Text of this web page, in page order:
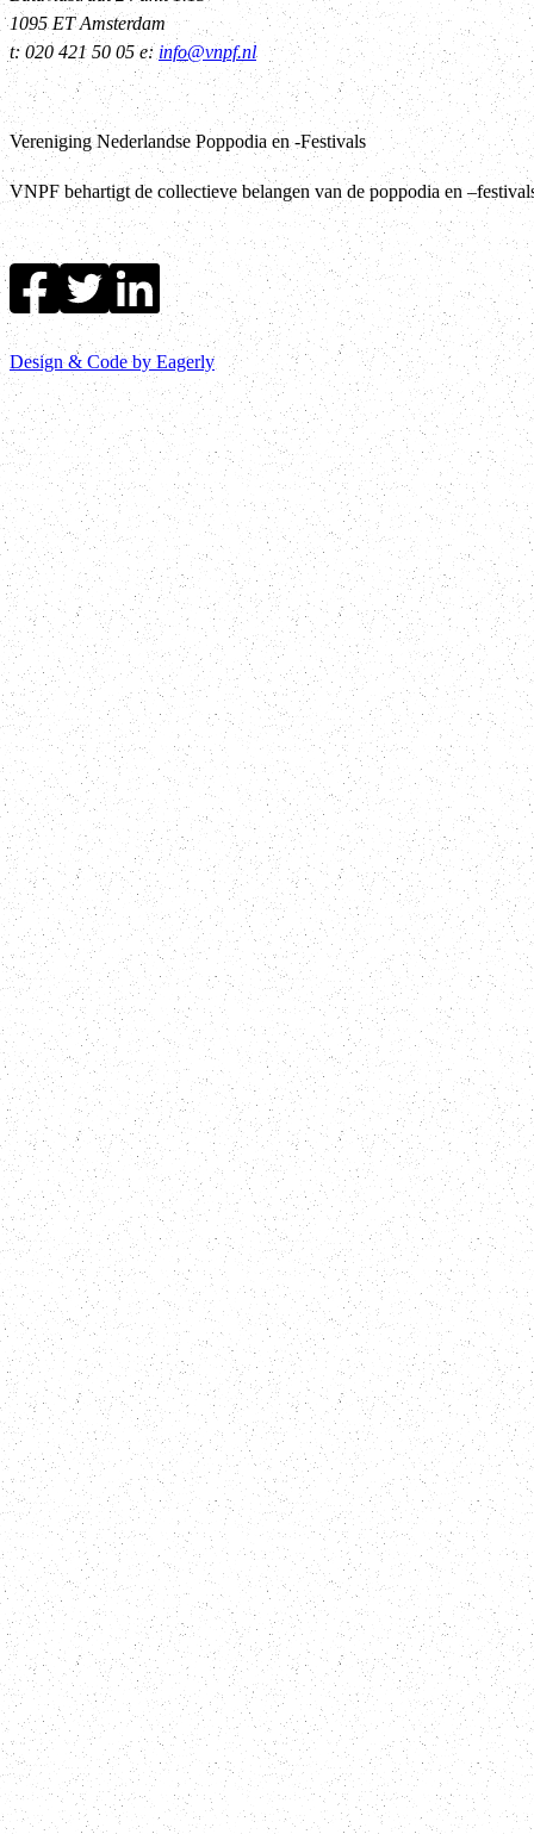
1095 ET Amsterdam
t: 020 421 50 05 e: info@vnpf.nl
Vereniging Nederlandse Poppodia en -Festivals
VNPF behartigt de collectieve belangen van de poppodia en
Design & Code by Eagerly